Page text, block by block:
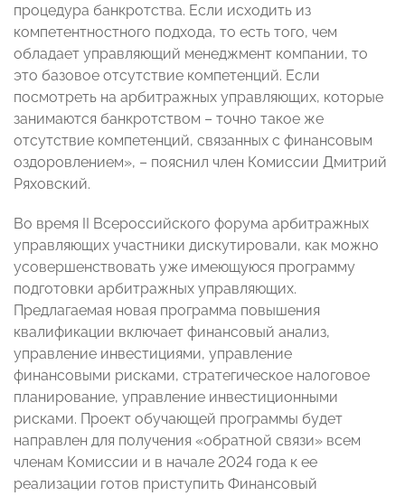
процедура банкротства. Если исходить из
компетентностного подхода, то есть того, чем
обладает управляющий менеджмент компании, то
это базовое отсутствие компетенций. Если
посмотреть на арбитражных управляющих, которые
занимаются банкротством – точно такое же
отсутствие компетенций, связанных с финансовым
оздоровлением», – пояснил член Комиссии Дмитрий
Ряховский.
Во время II Всероссийского форума арбитражных
управляющих участники дискутировали, как можно
усовершенствовать уже имеющуюся программу
подготовки арбитражных управляющих.
Предлагаемая новая программа повышения
квалификации включает финансовый анализ,
управление инвестициями, управление
финансовыми рисками, стратегическое налоговое
планирование, управление инвестиционными
рисками. Проект обучающей программы будет
направлен для получения «обратной связи» всем
членам Комиссии и в начале 2024 года к ее
реализации готов приступить Финансовый